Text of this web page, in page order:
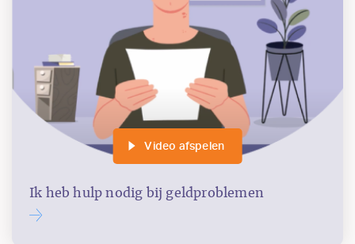
Video afspelen
Ik heb hulp nodig bij geldproblemen